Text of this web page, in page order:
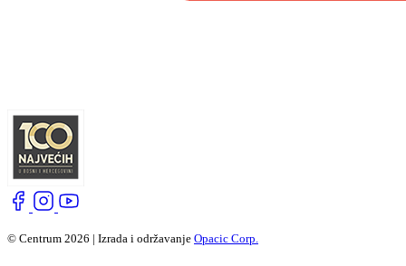
© Centrum 2026 | Izrada i održavanje Opacic Corp.